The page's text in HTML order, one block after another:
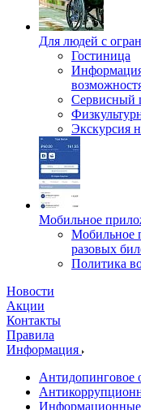
Для людей с
Гостиница
Сервисный
Экскурсия
Мобильное
Мобильное
разовых
Политика
Новости
Акции
Контакты
Правила
Информация
Антидопинговое
Информационные